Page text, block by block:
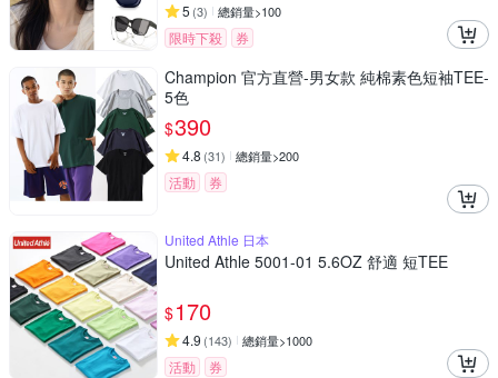
5 (3) 總銷量>100
限時下殺 券
Champion 官方直營-男女款 純棉素色短袖TEE-
5色
$390
4.8 (31) 總銷量>200
活動 券
United Athle 日本
United Athle 5001-01 5.6OZ 舒適 短TEE
$170
4.9 (143) 總銷量>1000
活動
券